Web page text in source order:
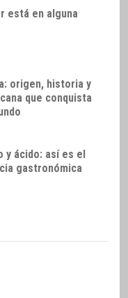
está en alguna
origen, historia y
que conquista
y ácido: así es el
gastronómica